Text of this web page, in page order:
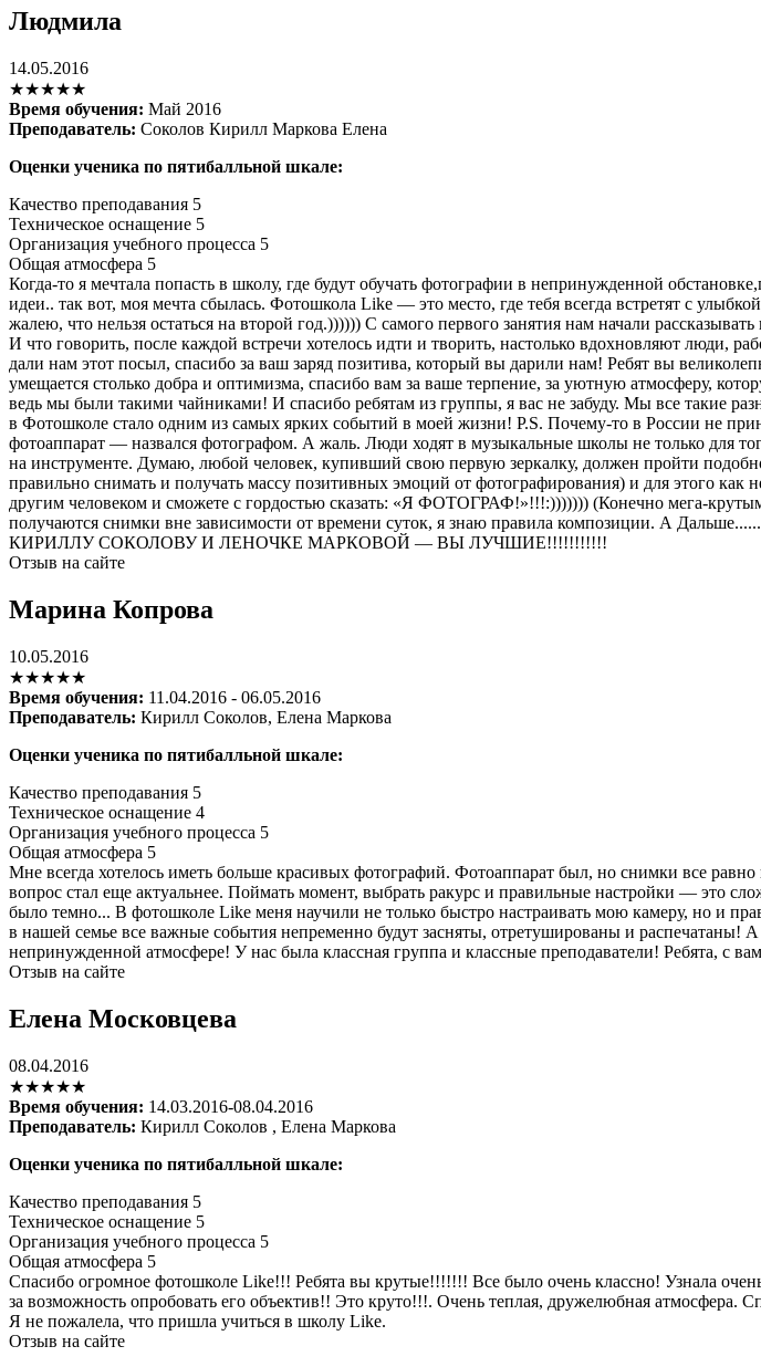
Людмила
14.05.2016
★★★★★
Время обучения: Май 2016
Преподаватель: Соколов Кирилл Маркова Елена
Оценки ученика по пятибалльной шкале:
Качество преподавания 5
Техническое оснащение 5
Организация учебного процесса 5
Общая атмосфера 5
Когда-то я мечтала попасть в школу, где будут обучать фотографии в непринужденной
идеи.. так вот, моя мечта сбылась. Фотошкола Like — это место, где тебя всегда встретят с
жалею, что нельзя остаться на второй год.)))))) С самого первого занятия нам начали
И что говорить, после каждой встречи хотелось идти и творить, настолько вдохновляют
дали нам этот посыл, спасибо за ваш заряд позитива, который вы дарили нам! Ребят вы
умещается столько добра и оптимизма, спасибо вам за ваше терпение, за уютную атмосферу,
ведь мы были такими чайниками! И спасибо ребятам из группы, я вас не забуду. Мы все такие
в Фотошколе стало одним из самых ярких событий в моей жизни! P.S. Почему-то в России не
фотоаппарат — назвался фотографом. А жаль. Люди ходят в музыкальные школы не только для
на инструменте. Думаю, любой человек, купивший свою первую зеркалку, должен пройти
правильно снимать и получать массу позитивных эмоций от фотографирования) и для этого как
другим человеком и сможете с гордостью сказать: «Я ФОТОГРАФ!»!!!:))))))) (Конечно мега-
получаются снимки вне зависимости от времени суток, я знаю правила композиции. А
КИРИЛЛУ СОКОЛОВУ И ЛЕНОЧКЕ МАРКОВОЙ — ВЫ ЛУЧШИЕ!!!!!!!!!!!
Отзыв на сайте
Марина Копрова
10.05.2016
★★★★★
Время обучения: 11.04.2016 - 06.05.2016
Преподаватель: Кирилл Соколов, Елена Маркова
Оценки ученика по пятибалльной шкале:
Качество преподавания 5
Техническое оснащение 4
Организация учебного процесса 5
Общая атмосфера 5
Мне всегда хотелось иметь больше красивых фотографий. Фотоаппарат был, но снимки все
вопрос стал еще актуальнее. Поймать момент, выбрать ракурс и правильные настройки — это
было темно... В фотошколе Like меня научили не только быстро настраивать мою камеру, но и
в нашей семье все важные события непременно будут засняты, отретушированы и
непринужденной атмосфере! У нас была классная группа и классные преподаватели! Ребята, с
Отзыв на сайте
Елена Московцева
08.04.2016
★★★★★
Время обучения: 14.03.2016-08.04.2016
Преподаватель: Кирилл Соколов , Елена Маркова
Оценки ученика по пятибалльной шкале:
Качество преподавания 5
Техническое оснащение 5
Организация учебного процесса 5
Общая атмосфера 5
Спасибо огромное фотошколе Like!!! Ребята вы крутые!!!!!!! Все было очень классно! Узнала
за возможность опробовать его объектив!! Это круто!!!. Очень теплая, дружелюбная атмосфера.
Я не пожалела, что пришла учиться в школу Like.
Отзыв на сайте